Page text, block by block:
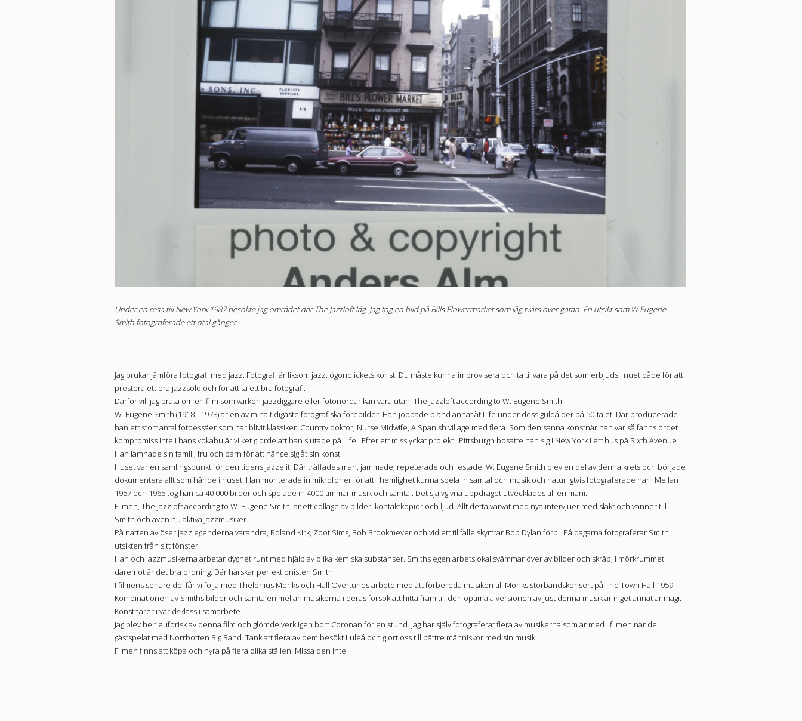
Under en resa till New York 1987 besökte jag området där The Jazzloft låg. Jag tog en bild på Bills Flowermarket som låg tvärs över gatan. En utsikt som W.Eugene
Smith fotograferade ett otal gånger.
Jag brukar jämföra fotografi med jazz. Fotografi är liksom jazz, ögonblickets konst. Du måste kunna improvisera och ta tillvara på det som erbjuds i nuet både för att
prestera ett bra jazzsolo och för att ta ett bra fotografi.
Därför vill jag prata om en film som varken jazzdiggare eller fotonördar kan vara utan, The jazzloft according to W. Eugene Smith.
W. Eugene Smith (1918 - 1978) är en av mina tidigaste fotografiska förebilder. Han jobbade bland annat åt Life under dess guldålder på 50-talet. Där producerade
han ett stort antal fotoessäer som har blivit klassiker. Country doktor, Nurse Midwife, A Spanish village med flera. Som den sanna konstnär han var så fanns ordet
kompromiss inte i hans vokabulär vilket gjorde att han slutade på Life. Efter ett misslyckat projekt i Pittsburgh bosatte han sig i New York i ett hus på Sixth Avenue.
Han lämnade sin familj, fru och barn för att hänge sig åt sin konst.
Huset var en samlingspunkt för den tidens jazzelit. Där träffades man, jammade, repeterade och festade. W. Eugene Smith blev en del av denna krets och började
dokumentera allt som hände i huset. Han monterade in mikrofoner för att i hemlighet kunna spela in samtal och musik och naturligtvis fotograferade han. Mellan
1957 och 1965 tog han ca 40 000 bilder och spelade in 4000 timmar musik och samtal. Det självgivna uppdraget utvecklades till en mani.
Filmen, The jazzloft according to W. Eugene Smith. är ett collage av bilder, kontaktkopior och ljud. Allt detta varvat med nya intervjuer med släkt och vänner till
Smith och även nu aktiva jazzmusiker.
På natten avlöser jazzlegenderna varandra, Roland Kirk, Zoot Sims, Bob Brookmeyer och vid ett tillfälle skymtar Bob Dylan förbi. På dagarna fotograferar Smith
utsikten från sitt fönster.
Han och jazzmusikerna arbetar dygnet runt med hjälp av olika kemiska substanser. Smiths egen arbetslokal svämmar över av bilder och skräp, i mörkrummet
däremot är det bra ordning. Där härskar perfektionisten Smith.
I filmens senare del får vi följa med Thelonius Monks och Hall Overtunes arbete med att förbereda musiken till Monks storbandskonsert på The Town Hall 1959.
Kombinationen av Smiths bilder och samtalen mellan musikerna i deras försök att hitta fram till den optimala versionen av just denna musik är inget annat är magi.
Konstnärer i världsklass i samarbete.
Jag blev helt euforisk av denna film och glömde verkligen bort Coronan för en stund. Jag har själv fotograferat flera av musikerna som är med i filmen när de
gästspelat med Norrbotten Big Band. Tänk att flera av dem besökt Luleå och gjort oss till bättre människor med sin musik.
Filmen finns att köpa och hyra på flera olika ställen. Missa den inte.